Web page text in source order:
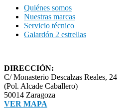
Quiénes somos
Nuestras marcas
Servicio técnico
Galardón 2 estrellas
DIRECCIÓN:
C/ Monasterio Descalzas Reales, 24
(Pol. Alcade Caballero)
50014 Zaragoza
VER MAPA